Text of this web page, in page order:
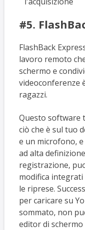
#5.
FlashBack
lavoro remoto
schermo e
videoconferenze
ragazzi.
Questo software
ciò che è sul tuo
e un microfono,
ad alta
registrazione,
modifica
le riprese.
per caricare su
sommato, non
editor di schermo